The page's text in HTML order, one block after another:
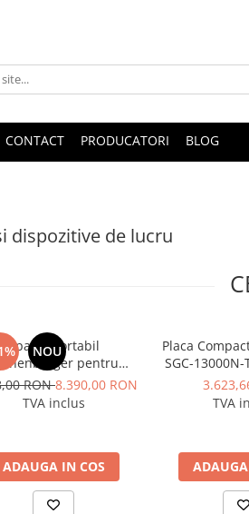
CONTACT PRODUCATORI BLOG
dispozitive de lucru
NOU
Aparat portabil
pentru
de prindere la tevi,
ROGROOVER pentru
RON8.390,00 RON
TVA inclus
ADAUGA IN COS
Placa
SGC-
CP
TVA